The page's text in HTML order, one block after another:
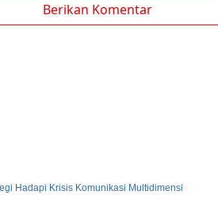
Berikan Komentar
Hadapi Krisis Komunikasi Multidimensi